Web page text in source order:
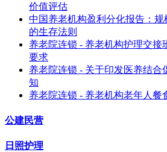
价值评估
中国养老机构盈利分化报告：
的生存法则
养老院连锁 - 养老机构护理交接
要求
养老院连锁 - 关于印发医养结合
知
养老院连锁 - 养老机构老年人餐
公建民营
日照护理